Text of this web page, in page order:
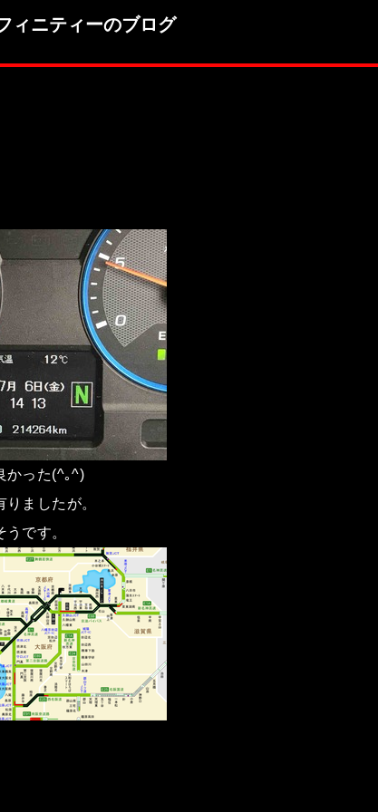
ィニティーのブログ
かった(^｡^)
ましたが。
です。